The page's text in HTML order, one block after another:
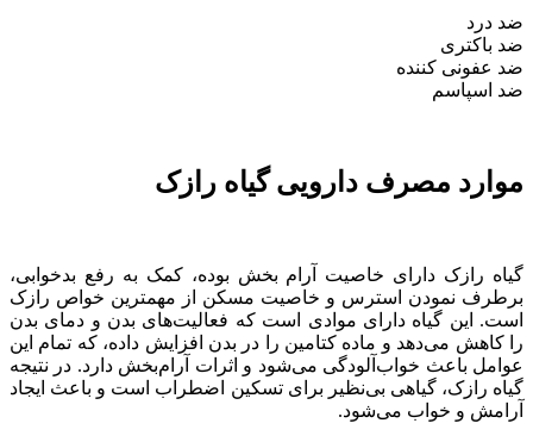
ضد درد
ضد باکتری
ضد عفونی کننده
ضد اسپاسم
موارد مصرف دارویی گیاه رازک
گیاه رازک دارای خاصیت آرام بخش بوده، کمک به رفع بدخوابی،
برطرف نمودن استرس و خاصیت مسکن از مهمترین خواص رازک
است. این گیاه دارای موادی است که فعالیت‌های بدن و دمای بدن
را کاهش می‌دهد و ماده کتامین را در بدن افزایش داده، که تمام این
عوامل باعث خواب‌آلودگی می‌شود و اثرات آرام‌بخش دارد. در نتیجه
گیاه رازک، گیاهی بی‌نظیر برای تسکین اضطراب است و باعث ایجاد
آرامش و خواب می‌شود.